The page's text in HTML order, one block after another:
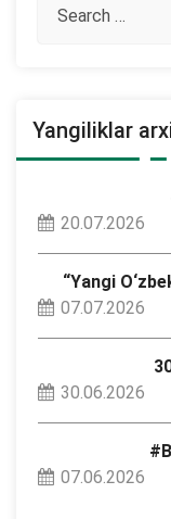
Yangiliklar
20.07.2026
“Yangi
07.07.2026
30.06.2026
07.06.2026